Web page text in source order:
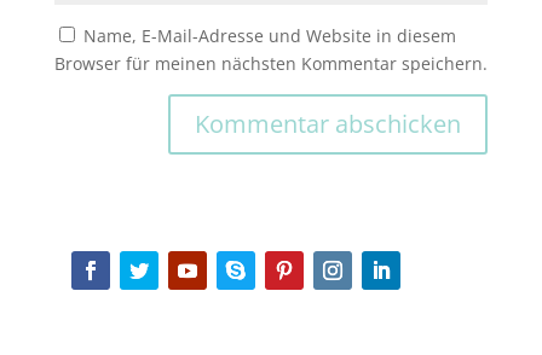
Name, E-Mail-Adresse und Website in diesem
Browser für meinen nächsten Kommentar speichern.
Kommentar abschicken